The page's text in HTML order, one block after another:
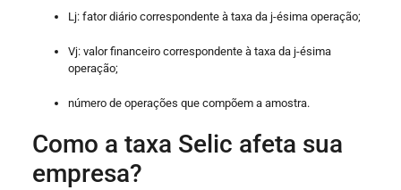
Lj: fator diário correspondente à taxa da j-ésima operação;
Vj: valor financeiro correspondente à taxa da j-ésima
operação;
número de operações que compõem a amostra.
Como a taxa Selic afeta sua
empresa?